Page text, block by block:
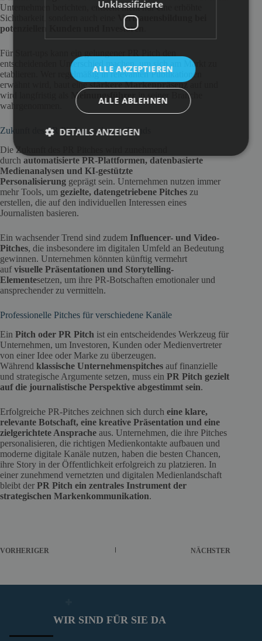
Unternehmen berichten, entsteht nicht nur eine erhöhte
Sichtbarkeit, sondern auch eine
Vertrauensbildung bei
potenziellen Kunden und Investoren
Für Start-ups kann ein gelungener PR Pitch den
entscheidenden Unterschied machen, um sich am Markt zu
etablieren. Wer regelmäßig in relevanten Publikationen
erwähnt wird, baut einestärkere Markenpräsenz
wird langfristig als
Meinungsführer
in seiner Branche
wahrgenommen.
Zukunft des PR Pitches und neue Trends
Die Zukunft des PR Pitches wird zunehmend
durch automatisierte PR-Plattformen, datenbasierte
Medienanalysen und KI-gestützte
Personalisierung geprägt sein. Unternehmen nutzen immer
mehr Tools, um gezielte, datengetriebene Pitches zu
erstellen, die auf den individuellen Interessen eines
Journalisten basieren.
Ein wachsender Trend sind zudem Influencer- und Video-
Pitches, die insbesondere im digitalen Umfeld an Bedeutung
gewinnen. Unternehmen könnten künftig vermehrt
aufvisuelle Präsentationen und Storytelling-
Elementesetzen, um ihre PR-Botschaften emotionaler und
ansprechender zu vermitteln.
Professionelle Pitches für verschiedene Kanäle
Ein Pitch oder PR Pitch ist ein entscheidendes Werkzeug für
Unternehmen, um Investoren, Kunden oder Medienvertreter
von einer Idee oder Marke zu überzeugen.
Während klassische Unternehmenspitches auf finanzielle
und strategische Argumente setzen, muss ein PR Pitch gezielt
auf die journalistische Perspektive abgestimmt sein.
Erfolgreiche PR-Pitches zeichnen sich durch eine klare,
relevante Botschaft, eine kreative Präsentation und eine
zielgerichtete Ansprache aus. Unternehmen, die ihre Pitches
personalisieren, die richtigen Medienkontakte aufbauen und
moderne digitale Kanäle nutzen, haben die besten Chancen,
ihre Story in der Öffentlichkeit erfolgreich zu platzieren. In
einer zunehmend vernetzten und digitalen Medienlandschaft
bleibt der PR Pitch ein zentrales Instrument der
strategischen Markenkommunikation.
VORHERIGER NÄCHSTER
WIR SIND FÜR SIE DA
Unklassifizierte
ALLE AKZEPTIEREN
ALLE ABLEHNEN
DETAILS ANZEIGEN